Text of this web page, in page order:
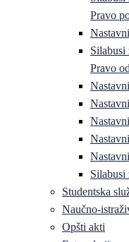
Pravo
Silabusi
Pravo
Silabusi
Studentska
Naučno-
Opšti akti